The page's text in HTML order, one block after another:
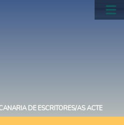
DE ESCRITORES/AS ACTE